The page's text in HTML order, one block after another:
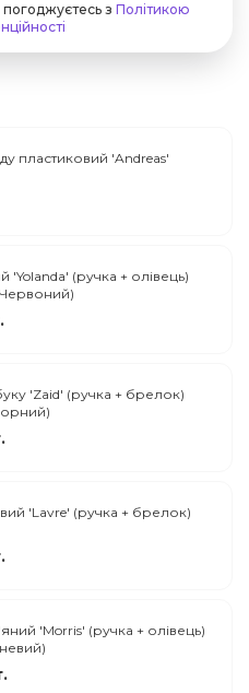
з Політикою
пластиковий 'Andreas'
'Yolanda' (ручка + олівець)
'Zaid' (ручка + брелок)
'Lavre' (ручка + брелок)
'Morris' (ручка + олівець)